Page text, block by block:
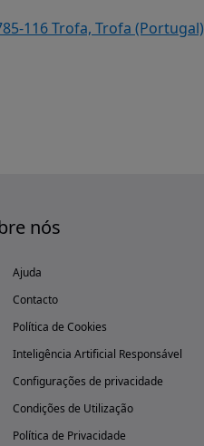
116 Trofa, Trofa (Portugal)
nós
Ajuda
Contacto
Política de Cookies
Inteligência Artificial Responsável
Configurações de privacidade
Condições de Utilização
Política de Privacidade